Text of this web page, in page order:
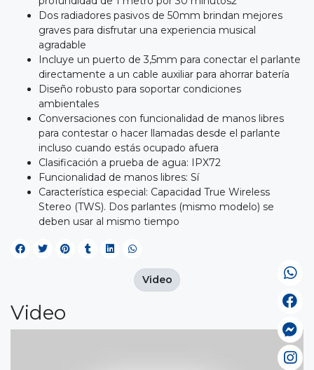
Dos radiadores pasivos de 50mm brindan mejores
graves para disfrutar una experiencia musical
agradable
Incluye un puerto de 3,5mm para conectar el parlante
directamente a un cable auxiliar para ahorrar batería
Diseño robusto para soportar condiciones
ambientales
Conversaciones con funcionalidad de manos libres
para contestar o hacer llamadas desde el parlante
incluso cuando estás ocupado afuera
Clasificación a prueba de agua: IPX72
Funcionalidad de manos libres: Sí
Característica especial: Capacidad True Wireless
Stereo (TWS). Dos parlantes (mismo modelo) se
deben usar al mismo tiempo
Video
Video